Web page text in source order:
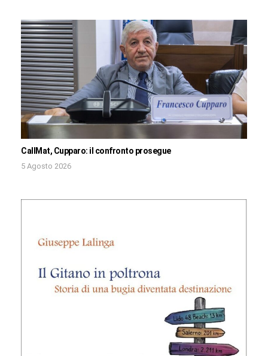
CallMat, Cupparo: il confronto prosegue
5 Agosto 2026